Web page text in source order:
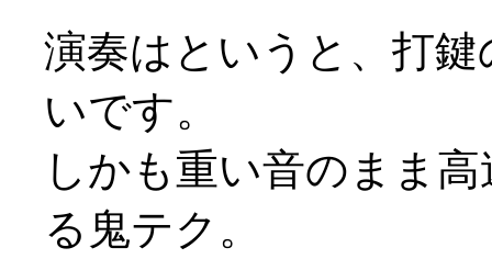
演奏はというと、打
いです。
しかも重い音のまま
る鬼テク。